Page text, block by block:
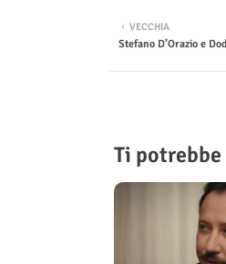
VECCHIA
Stefano D’Orazio e
Ti